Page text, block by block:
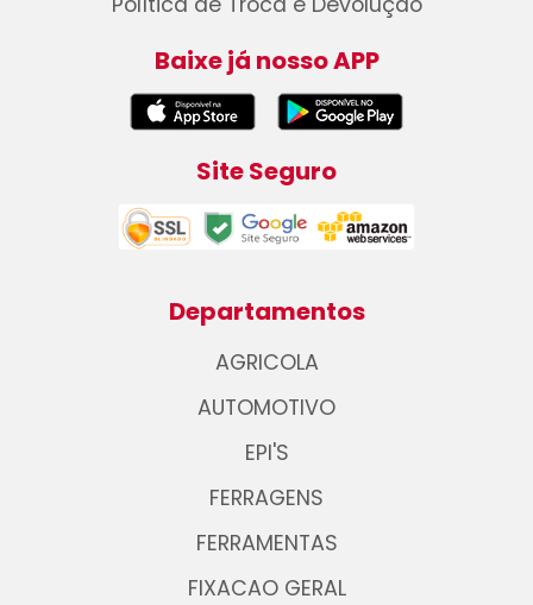
Baixe já nosso APP
Site Seguro
Departamentos
AGRICOLA
AUTOMOTIVO
EPI'S
FERRAGENS
FERRAMENTAS
FIXACAO GERAL